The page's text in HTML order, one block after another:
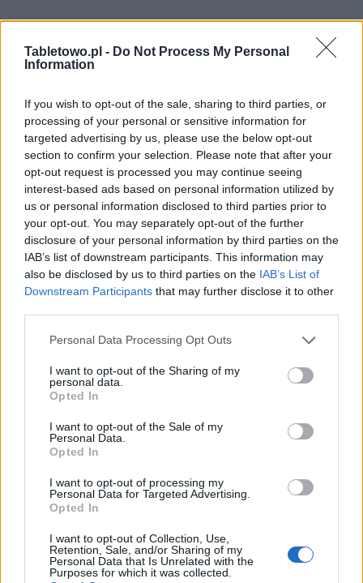
Tabletowo.pl - Do Not Process My Personal
Information
If you wish to opt-out of the sale, sharing to third parties, or
processing of your personal or sensitive information for
targeted advertising by us, please use the below opt-out
section to confirm your selection. Please note that after your
opt-out request is processed you may continue seeing
interest-based ads based on personal information utilized by
us or personal information disclosed to third parties prior to
your opt-out. You may separately opt-out of the further
disclosure of your personal information by third parties on the
IAB’s list of downstream participants. This information may
also be disclosed by us to third parties on the IAB’s List of
Downstream Participants that may further disclose it to other
Please note that this website/app uses one or more Google
not limited to your visit or usage behaviour. You may click to
grant or deny consent to Google and its third-party tags to
use your data for below specified purposes in below Google
consent section.
Personal Data Processing Opt Outs
I want to opt-out of the Sharing of my
personal data.
Opted In
I want to opt-out of the Sale of my
Personal Data.
Opted In
I want to opt-out of processing my
Personal Data for Targeted Advertising.
Opted In
I want to opt-out of Collection, Use,
Retention, Sale, and/or Sharing of my
Personal Data that Is Unrelated with the
Purposes for which it was collected.